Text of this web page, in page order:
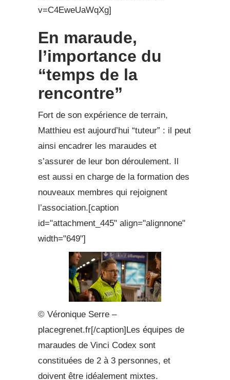
v=C4EweUaWqXg]
En maraude,
l’importance du
“temps de la
rencontre”
Fort de son expérience de terrain,
Matthieu est aujourd’hui “tuteur” : il peut
ainsi encadrer les maraudes et
s’assurer de leur bon déroulement. Il
est aussi en charge de la formation des
nouveaux membres qui rejoignent
l’association.[caption
id="attachment_445" align="alignnone"
width="649"]
© Véronique Serre –
placegrenet.fr[/caption]Les équipes de
maraudes de Vinci Codex sont
constituées de 2 à 3 personnes, et
doivent être idéalement mixtes.